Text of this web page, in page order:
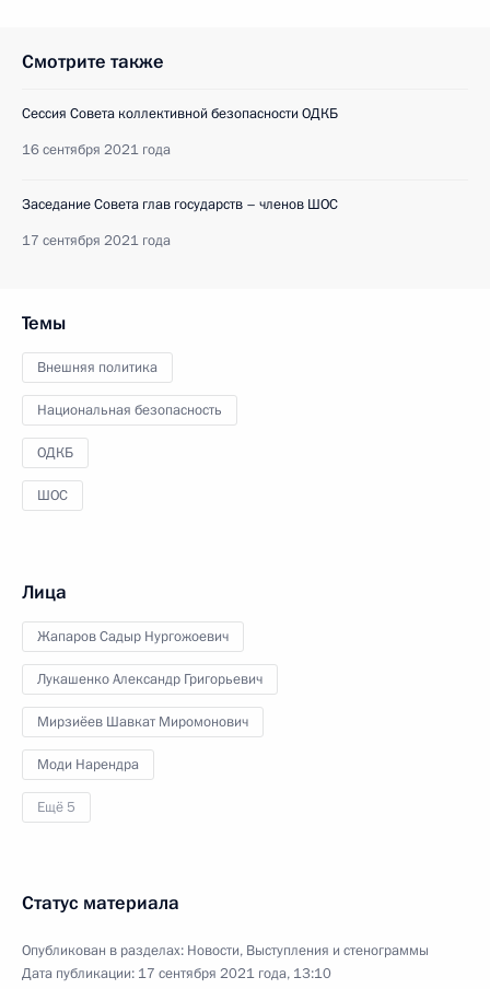
Смотрите также
Сессия Совета коллективной безопасности ОДКБ
16 сентября 2021 года
Заседание Совета глав государств – членов ШОС
17 сентября 2021 года
Темы
Внешняя политика
Национальная безопасность
ОДКБ
ШОС
Лица
Жапаров Садыр Нургожоевич
Лукашенко Александр Григорьевич
Мирзиёев Шавкат Миромонович
Моди Нарендра
Ещё 5
Статус материала
Опубликован в разделах: Новости, Выступления и стенограммы
Дата публикации: 17 сентября 2021 года, 13:10